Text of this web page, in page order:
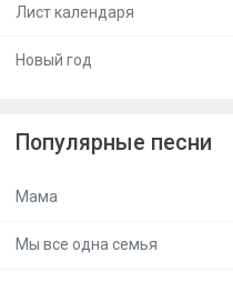
Лист календаря
Новый год
Популярные песни
Мама
Мы все одна семья